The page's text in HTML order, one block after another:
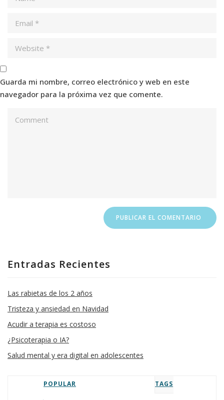
Guarda mi nombre, correo electrónico y web en este
navegador para la próxima vez que comente.
Entradas Recientes
Las rabietas de los 2 años
Tristeza y ansiedad en Navidad
Acudir a terapia es costoso
¿Psicoterapia o IA?
Salud mental y era digital en adolescentes
POPULAR TAGS